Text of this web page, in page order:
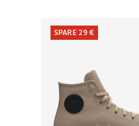
SPARE 29 €